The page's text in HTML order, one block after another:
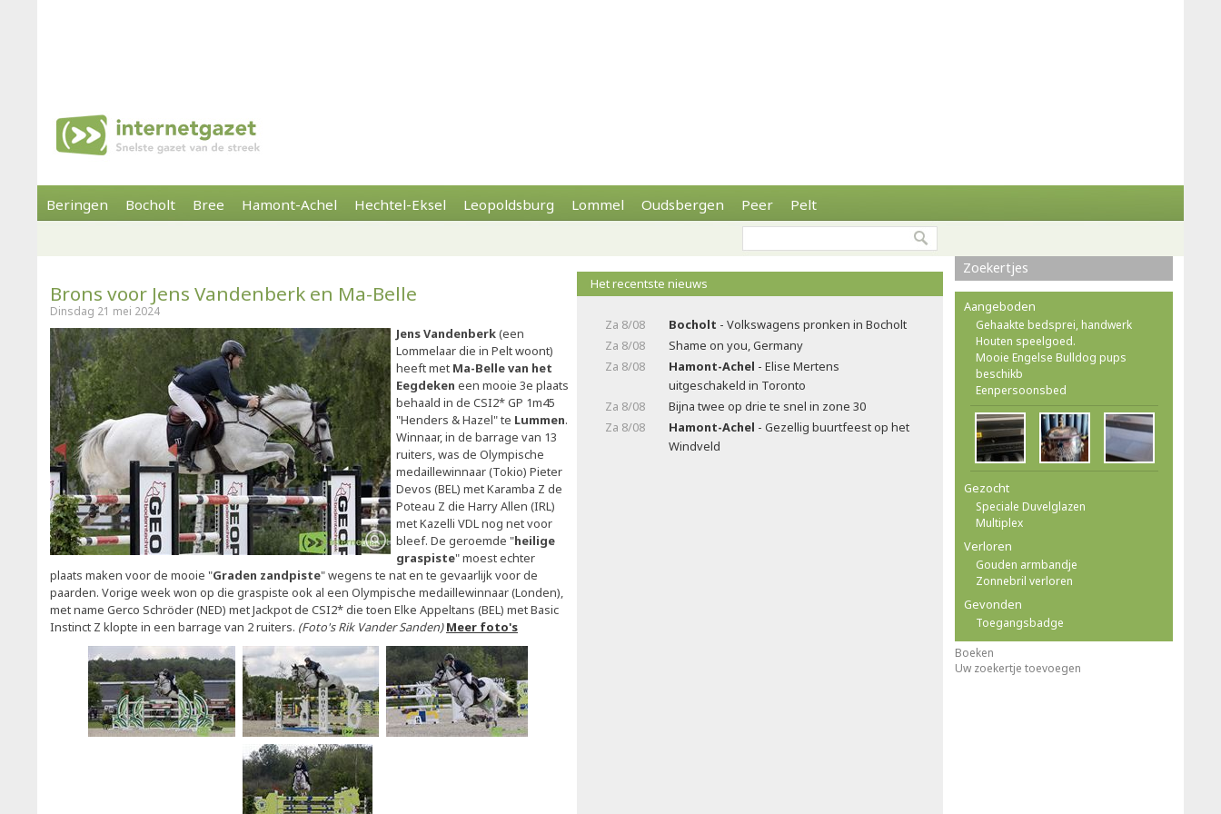
Beringen Bocholt Bree Hamont-Achel Hechtel-Eksel Leopoldsburg Lommel Oudsbergen Peer Pelt
Brons voor Jens Vandenberk en Ma-Belle
Dinsdag 21 mei 2024
Jens Vandenberk(een
Lommelaar die in Pelt woont)
heeft met Ma-Belle van het
Eegdeken een mooie 3e plaats
behaald in de CSI2* GP 1m45
"Henders & Hazel" te Lummen.
Winnaar, in de barrage van 13
ruiters, was de Olympische
medaillewinnaar (Tokio) Pieter
Devos (BEL) met Karamba Z de
Poteau Z die Harry Allen (IRL)
met Kazelli VDL nog net voor
bleef. De geroemde "heilige
graspiste" moest echter
plaats maken voor de mooie "Graden zandpiste" wegens te nat en te gevaarlijk voor de
paarden. Vorige week won op die graspiste ook al een Olympische medaillewinnaar (Londen),
met name Gerco Schröder (NED) met Jackpot de CSI2* die toen Elke Appeltans (BEL) met Basic
Instinct Z klopte in een barrage van 2 ruiters. (Foto's Rik Vander Sanden) Meer foto's
Het recentste nieuws
Za 8/08 Bocholt - Volkswagens pronken in Bocholt
Za 8/08
Shame on you, Germany
Za 8/08
Hamont-Achel - Elise Mertens
uitgeschakeld in Toronto
Za 8/08
Bijna twee op drie te snel in zone 30
Za 8/08
Hamont-Achel - Gezellig buurtfeest op het
Windveld
Zoekertjes
Aangeboden
Gehaakte bedsprei, handwerk
Houten speelgoed.
Mooie Engelse Bulldog pups
beschikb
Eenpersoonsbed
Gezocht
Speciale Duvelglazen
Multiplex
Verloren
Gouden armbandje
Zonnebril verloren
Gevonden
Toegangsbadge
Boeken
Uw zoekertje toevoegen